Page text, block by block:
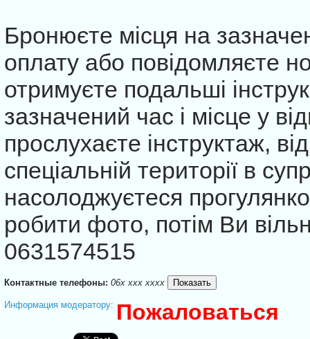
Бронюєте місця на
оплату або повідомляєте
отримуєте подальші
зазначений час і місце у
прослухаєте інструктаж,
спеціальній території в
насолоджуєтеся
робити фото, потім Ви
0631574515
Контактные телефоны: 06x xxx xxxx
Информация модератору: Пожаловаться